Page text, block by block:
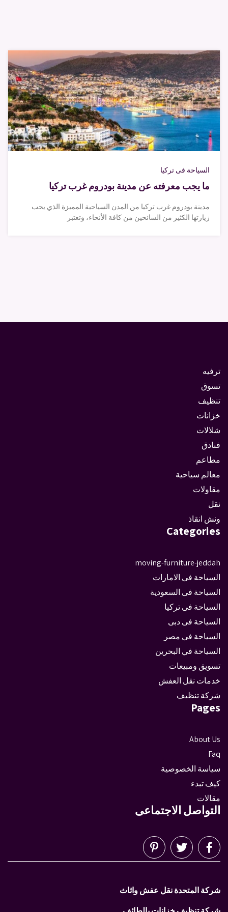
السياحة فى تركيا
ما يجب معرفته عن مدينة بودروم غرب تركيا
مدينة بودروم غرب تركيا من المدن السياحية المميزة الذي يحب
زيارتها الكثير من السائحين من كافة الأنحاء، وتعتبر
ترفيه
تسوق
تنظيف
خزانات
شلالات
فنادق
مطاعم
معالم سياحية
مقاولات
نقل
ونش انقاذ
Categories
moving-furniture-jeddah
السياحة فى الامارات
السياحة فى السعودية
السياحة فى تركيا
السياحة فى دبى
السياحة فى مصر
السياحة في البحرين
تسويق ومبيعات
خدمات نقل العفش
شركة تنظيف
Pages
About Us
Faq
سياسة الخصوصية
كيف تبدء
مقالات
التواصل الاجتماعى
شركة المتحدة نقل عفش واثاث